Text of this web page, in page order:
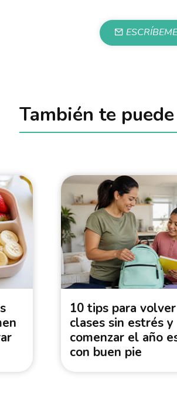
ESCRÍBEME
También te
10 tips para
clases sin estrés y
comenzar el año
con buen pie